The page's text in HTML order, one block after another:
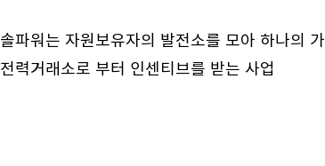
솔파워는 자원보유자의 발전소를 모아 하나의
전력거래소로 부터 인센티브를 받는 사업